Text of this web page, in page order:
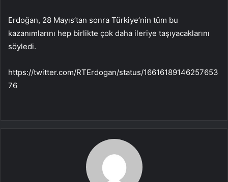
Erdoğan, 28 Mayıs’tan sonra Türkiye’nin tüm bu
kazanımlarını hep birlikte çok daha ileriye taşıyacaklarını
söyledi.
https://twitter.com/RTErdogan/status/16616189146257653
76